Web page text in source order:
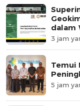
dalam
3 jam
Temui
5 jam